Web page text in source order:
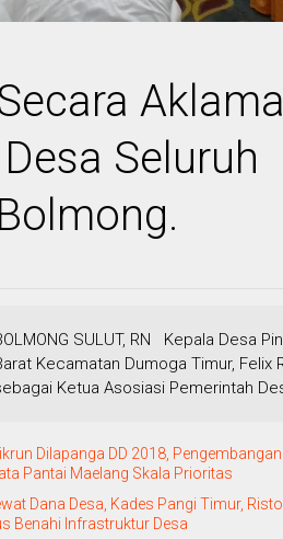
Seluruh
SULUT, RN Kepala Desa
Kecamatan Dumoga Timur, Felix
Ketua Asosiasi Pemerintah
Dilapanga DD 2018,
Pantai Maelang Skala Prioritas
Dana Desa, Kades Pangi Timur,
Benahi Infrastruktur Desa